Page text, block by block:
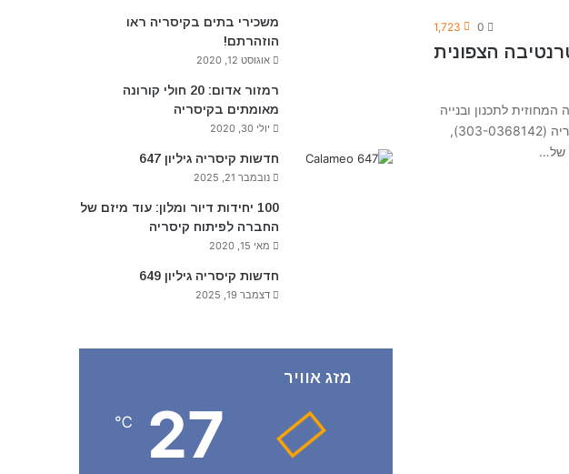
0
1,723
הצפונית
לתכנון ובנייה
בנוגע לתכנית המתאר הכוללנית לקיסריה (303-0368142),
של…
משכירי בתים בקיסריה ראו
הוזהרתם!
אוגוסט 12, 2020
רמזור אדום: 20 חולי קורונה
מאומתים בקיסריה
יולי 30, 2020
חדשות קיסריה גיליון 647
נובמבר 21, 2025
100 יחידות דיור ומלון: עוד מיזם של
החברה לפיתוח קיסריה
מאי 15, 2020
חדשות קיסריה גיליון 649
דצמבר 19, 2025
מזג אוויר
27
℃